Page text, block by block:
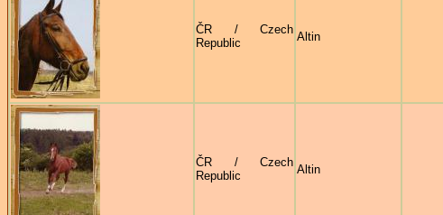
ČR / Czech
Republic
Altin
ČR / Czech
Republic
Altin